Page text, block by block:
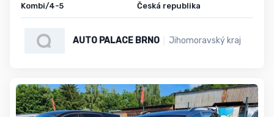
Kombi/4-5
Česká republika
AUTO PALACE BRNO Jihomoravský kraj